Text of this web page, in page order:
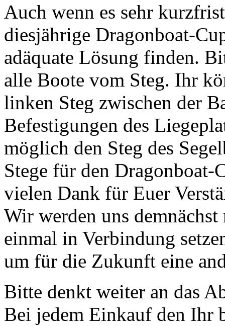
Auch wenn es sehr
diesjährige Dragonboat-
adäquate Lösung finden.
alle Boote vom Steg. Ihr
linken Steg zwischen der
Befestigungen des
möglich den Steg des
Stege für den
vielen Dank für Euer
Wir werden uns
einmal in Verbindung
um für die Zukunft eine
Bitte denkt weiter an das
Bei jedem Einkauf den Ihr